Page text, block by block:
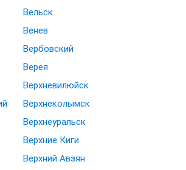
Вельск
Венев
Вербовский
Верея
Верхневилюйск
Верхнеколымск
Верхнеуральск
Верхние Киги
Верхний Авзян